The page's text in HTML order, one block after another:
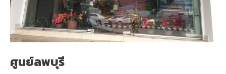
ศูนย์ลพบุรี